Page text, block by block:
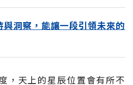
洞察，能讓一段引領未來的
，天上的星辰位置會有所不